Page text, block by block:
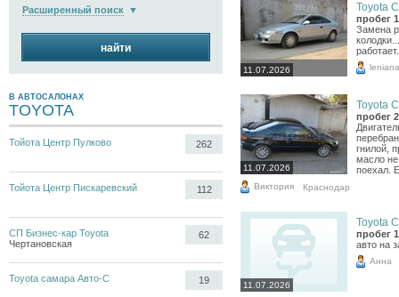
Расширенный поиск
найти
В АВТОСАЛОНАХ
TOYOTA
Тойота Центр Пулково 262
Тойота Центр Пискаревский 112
СП Бизнес-кар Toyota
Чертановская
62
Toyota самара Авто-С 19
11.07.2026
Toyota
пробег
Замена
11.07.2026
Toyota
пробег
гнилой,
масло не
поехал.
Виктория Краснодар
11.07.2026
Toyota
пробег
авто на
Анна